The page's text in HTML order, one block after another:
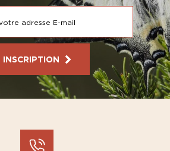
INSCRIPTION